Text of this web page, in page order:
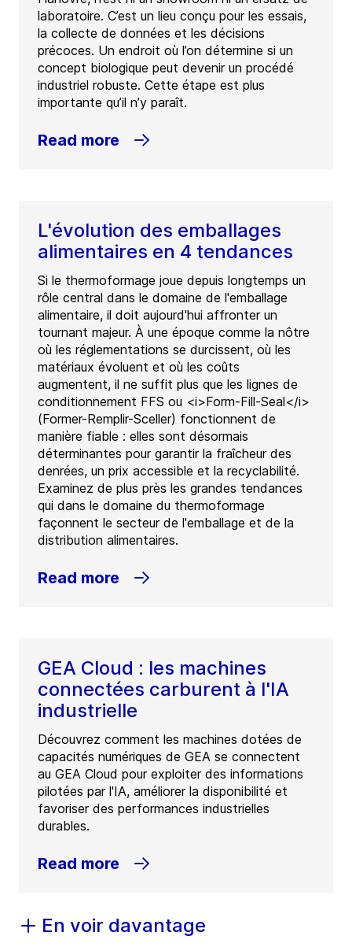
laboratoire. C’est un lieu conçu pour les essais,
la collecte de données et les décisions
précoces. Un endroit où l’on détermine si un
concept biologique peut devenir un procédé
industriel robuste. Cette étape est plus
importante qu’il n’y paraît.
Read more
L'évolution des emballages
alimentaires en 4 tendances
Si le thermoformage joue depuis longtemps un
rôle central dans le domaine de l'emballage
alimentaire, il doit aujourd'hui affronter un
tournant majeur. À une époque comme la nôtre
où les réglementations se durcissent, où les
matériaux évoluent et où les coûts
augmentent, il ne suffit plus que les lignes de
conditionnement FFS ou <i>Form-Fill-Seal</i>
(Former-Remplir-Sceller) fonctionnent de
manière fiable : elles sont désormais
déterminantes pour garantir la fraîcheur des
denrées, un prix accessible et la recyclabilité.
Examinez de plus près les grandes tendances
qui dans le domaine du thermoformage
façonnent le secteur de l'emballage et de la
distribution alimentaires.
Read more
GEA Cloud : les machines
connectées carburent à l'IA
industrielle
Découvrez comment les machines dotées de
capacités numériques de GEA se connectent
au GEA Cloud pour exploiter des informations
pilotées par l'IA, améliorer la disponibilité et
favoriser des performances industrielles
durables.
Read more
En voir davantage